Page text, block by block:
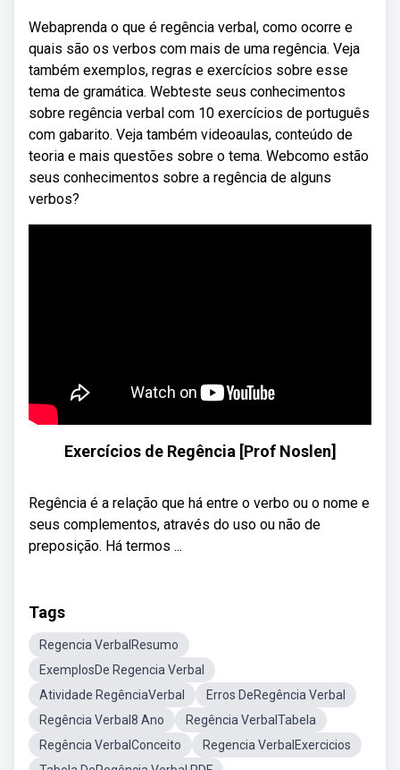
Webaprenda o que é regência verbal, como ocorre e
quais são os verbos com mais de uma regência. Veja
também exemplos, regras e exercícios sobre esse
tema de gramática. Webteste seus conhecimentos
sobre regência verbal com 10 exercícios de português
com gabarito. Veja também videoaulas, conteúdo de
teoria e mais questões sobre o tema. Webcomo estão
seus conhecimentos sobre a regência de alguns
verbos?
Exercícios de Regência [Prof Noslen]
Regência é a relação que há entre o verbo ou o nome e
seus complementos, através do uso ou não de
preposição. Há termos ...
Tags
Regencia VerbalResumo
ExemplosDe Regencia Verbal
Atividade RegênciaVerbal
Erros DeRegência Verbal
Regência Verbal8 Ano
Regência VerbalTabela
Regência VerbalConceito
Regencia VerbalExercicios